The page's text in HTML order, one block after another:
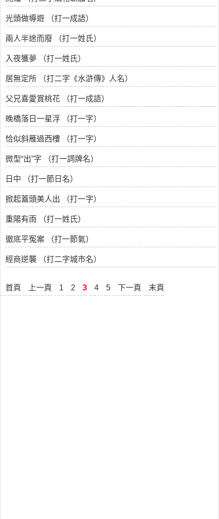
光頭做導遊 （打一成語）
兩人半途而廢 （打一姓氏）
入夜獲夢 （打一姓氏）
居無定所 （打二字《水滸傳》人名）
父兄喜愛賞桃花 （打一成語）
晚橋落日一星浮 （打一字）
恰似斜雁過西樓 （打一字）
微型“出”字 （打一詞牌名）
日中 （打一節日名）
掀起蓋頭美人出 （打一字）
重陽有雨 （打一姓氏）
徹底平冤案 （打一節氣）
經商逆襲 （打二字城市名）
首頁 上一頁 1 2 3 4 5 下一頁 末頁